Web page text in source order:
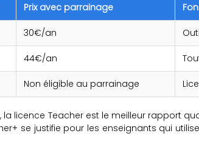
Prix avec parrainage
30€/an
44€/an
Non éligible au parrainage
la licence Teacher est le meilleur rapport
se justifie pour les enseignants qui